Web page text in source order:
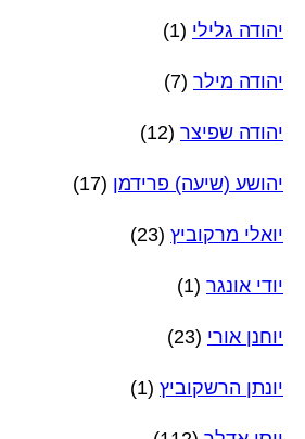
יהודה גלילי (1)
יהודה מילר (7)
יהודה שפיצר (12)
יהושע (שיעה) פרידמן (17)
יואלי מרקוביץ (23)
יודי אונגר (1)
יוחנן אורי (23)
יונתן הרשקוביץ (1)